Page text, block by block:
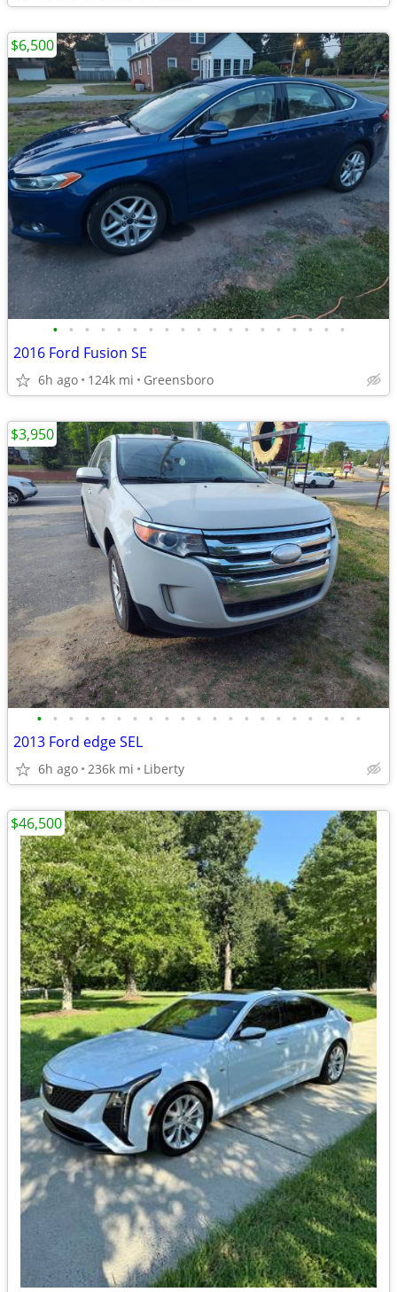
• • • • • • • • • • • • • • • • • • •
2016 Ford Fusion SE
6h ago 124k mi Greensboro
$6,500
• • • • • • • • • • • • • • • • • • • • •
2013 Ford edge SEL
6h ago 236k mi Liberty
$3,950
$46,500